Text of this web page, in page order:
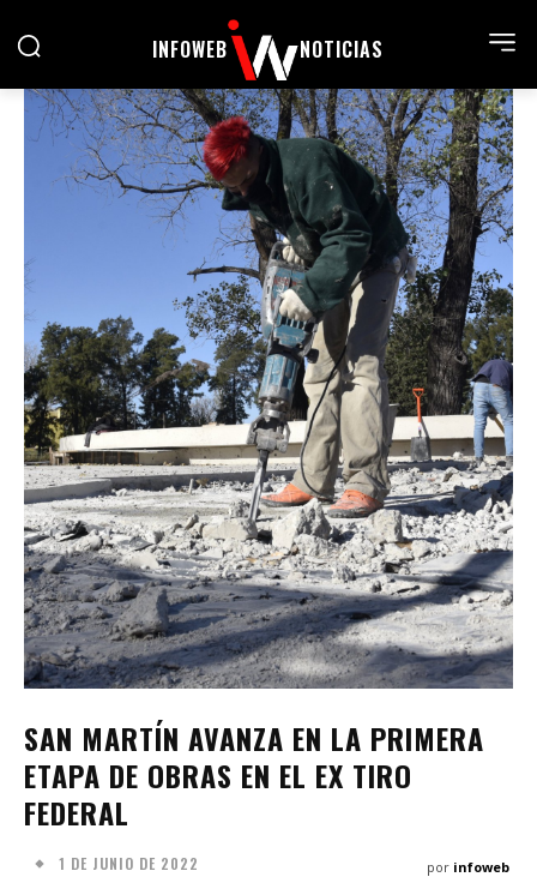
INFOWEB NOTICIAS
SAN MARTÍN AVANZA EN LA PRIMERA
ETAPA DE OBRAS EN EL EX TIRO
FEDERAL
1 DE JUNIO DE 2022 por infoweb